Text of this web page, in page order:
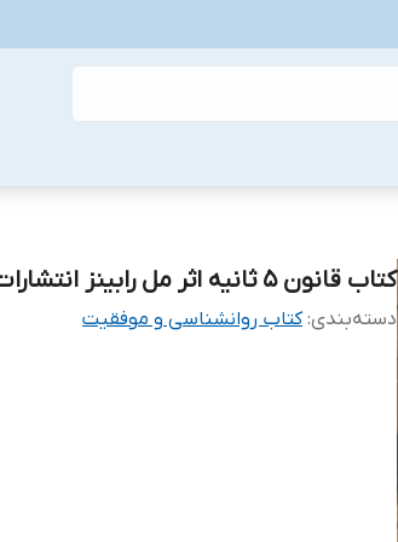
کتاب قانون 5 ثانیه اثر مل رابینز انتشارات ندای معاصر
دسته‌بندی:کتاب روانشناسی و موفقیت